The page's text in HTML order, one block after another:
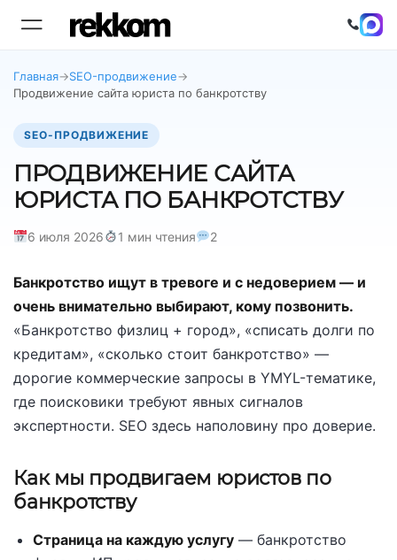
Главная→SEO-продвижение→
Продвижение сайта юриста по банкротству
SEO-ПРОДВИЖЕНИЕ
ПРОДВИЖЕНИЕ САЙТА
ЮРИСТА ПО БАНКРОТСТВУ
6 июля 2026 1 мин чтения 2
Банкротство ищут в тревоге и с недоверием — и
очень внимательно выбирают, кому позвонить.
«Банкротство физлиц + город», «списать долги по
кредитам», «сколько стоит банкротство» —
дорогие коммерческие запросы в YMYL-тематике,
где поисковики требуют явных сигналов
экспертности. SEO здесь наполовину про доверие.
Как мы продвигаем юристов по
банкротству
Страница на каждую услугу — банкротство